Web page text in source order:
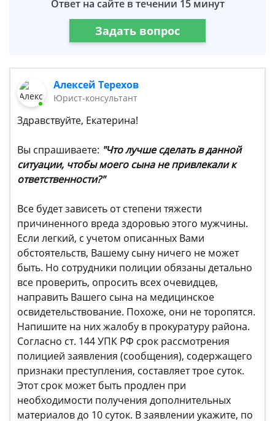
Ответ на сайте в течении 15 минут
Задать вопрос
Алексей Терехов
Юрист-консультант
Здравствуйте, Екатерина!
Вы спрашиваете: "Что лучше сделать в данной
ситуации, чтобы моего сына не привлекали к
ответственности?"
Все будет зависеть от степени тяжести
причиненного вреда здоровью этого мужчины.
Если легкий, с учетом описанных Вами
обстоятельств, Вашему сыну ничего не может
быть. Но сотрудники полиции обязаны детально
все проверить, опросить всех очевидцев,
направить Вашего сына на медицинское
освидетельствование. Похоже, они не торопятся.
Напишите на них жалобу в прокуратуру района.
Согласно ст. 144 УПК РФ срок рассмотрения
полицией заявления (сообщения), содержащего
признаки преступления, составляет трое суток.
Этот срок может быть продлен при
необходимости получения дополнительных
материалов до 10 суток. В заявлении укажите, по